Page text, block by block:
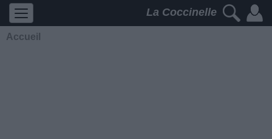
La Coccinelle
Accueil